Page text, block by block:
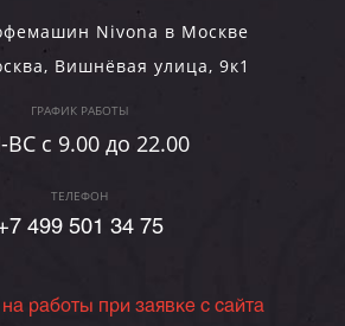
Nivona в Москве
, Вишнёвая улица, 9к1
ГРАФИК РАБОТЫ
c 9.00 до 22.00
ТЕЛЕФОН
499 501 34 75
работы при заявке с сайта